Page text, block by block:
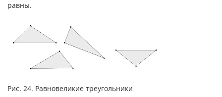
равны.
Рис. 24. Равновеликие треугольники